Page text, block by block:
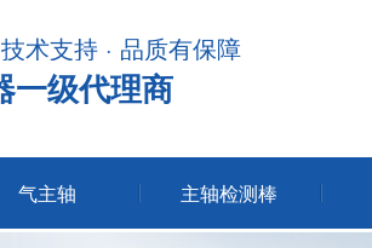
术支持 · 品质有保障
一级代理商
气主轴 主轴检测棒